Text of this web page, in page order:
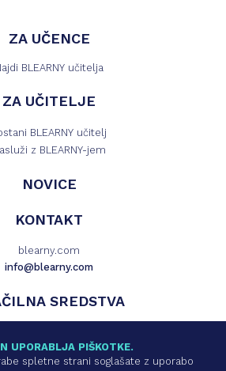
ZA UČENCE
BLEARNY učitelja
ZA UČITELJE
BLEARNY učitelj
z BLEARNY-jem
NOVICE
KONTAKT
blearny.com
info@blearny.com
SREDSTVA
UPORABLJA PIŠKOTKE.
spletne strani soglašate z uporabo